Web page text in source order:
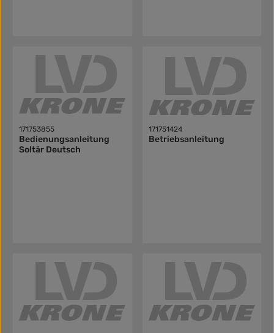
171753855
Bedienungsanleitung
Soltär Deutsch
171751424
Betriebsanleitung